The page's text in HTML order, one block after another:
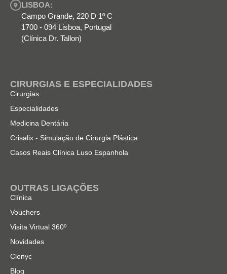
LISBOA:
Campo Grande, 220 D 1º C
1700 - 094 Lisboa, Portugal
(Clínica Dr. Tallon)
CIRURGIAS E ESPECIALIDADES
Cirurgias
Especialidades
Medicina Dentária
Crisalix - Simulação de Cirurgia Plástica
Casos Reais Clínica Luso Espanhola
OUTRAS LIGAÇÕES
Clínica
Vouchers
Visita Virtual 360º
Novidades
Clenyc
Blog